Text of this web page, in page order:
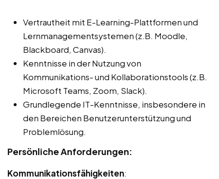
Vertrautheit mit E-Learning-Plattformen und
Lernmanagementsystemen (z.B. Moodle,
Blackboard, Canvas).
Kenntnisse in der Nutzung von
Kommunikations- und Kollaborationstools (z.B.
Microsoft Teams, Zoom, Slack).
Grundlegende IT-Kenntnisse, insbesondere in
den Bereichen Benutzerunterstützung und
Problemlösung.
Persönliche Anforderungen:
Kommunikationsfähigkeiten: